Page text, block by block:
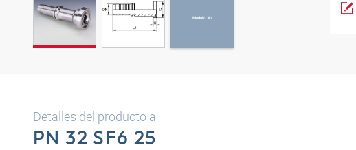
Modelo 3D
Detalles del producto a
PN 32 SF6 25